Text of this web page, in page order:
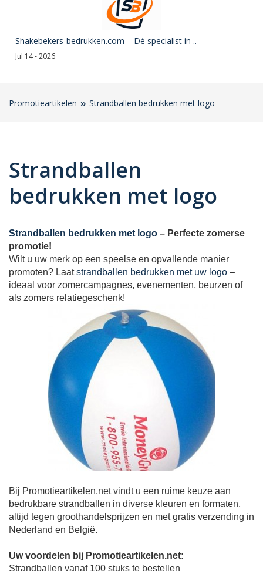
Shakebekers-bedrukken.com – Dé specialist in ..
Jul 14 - 2026
Promotieartikelen Strandballen bedrukken met logo
Strandballen
bedrukken met logo
Strandballen bedrukken met logo – Perfecte zomerse
promotie!
Wilt u uw merk op een speelse en opvallende manier
promoten? Laatstrandballen bedrukken met uw logo –
ideaal voor zomercampagnes, evenementen, beurzen of
als zomers relatiegeschenk!
Bij Promotieartikelen.net vindt u een ruime keuze aan
bedrukbare strandballen in diverse kleuren en formaten,
altijd tegen groothandelsprijzen en met gratis verzending in
Nederland en België.
Uw voordelen bij Promotieartikelen.net:
Strandballen vanaf 100 stuks te bestellen